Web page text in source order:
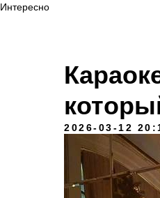
Интересно
2026-03-12